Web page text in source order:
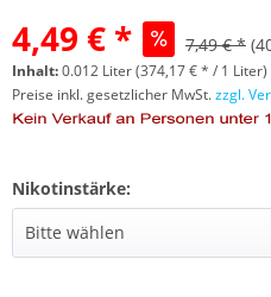
4,49 € * 7,49 € *
Inhalt:0.012 Liter (374,17 € * / 1 Liter)
Preise inkl. gesetzlicher MwSt.zzgl.
Nikotinstärke: